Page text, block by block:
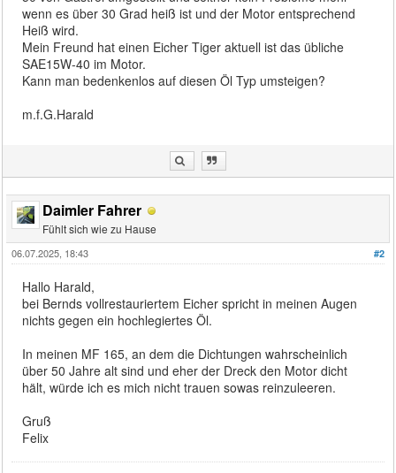
wenn es über 30 Grad heiß ist und der Motor entsprechend
Heiß wird.
Mein Freund hat einen Eicher Tiger aktuell ist das übliche
SAE15W-40 im Motor.
Kann man bedenkenlos auf diesen Öl Typ umsteigen?
m.f.G.Harald
Daimler Fahrer
Fühlt sich wie zu Hause
#2
06.07.2025, 18:43
Hallo Harald,
bei Bernds vollrestauriertem Eicher spricht in meinen Augen
nichts gegen ein hochlegiertes Öl.
In meinen MF 165, an dem die Dichtungen wahrscheinlich
über 50 Jahre alt sind und eher der Dreck den Motor dicht
hält, würde ich es mich nicht trauen sowas reinzuleeren.
Gruß
Felix